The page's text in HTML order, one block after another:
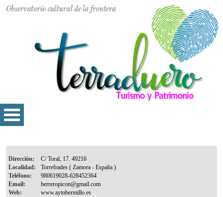
Dirección:
Localidad:
Teléfono:
Email:
Web: